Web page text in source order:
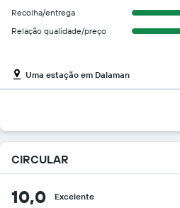
Recolha/entrega
Relação qualidade/preço
Uma estação em Dalaman
CIRCULAR
10,0 Excelente